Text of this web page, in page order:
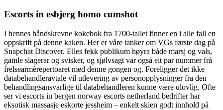
Escorts in esbjerg homo cumshot
I hennes håndskrevne kokebok fra 1700-tallet finner en i alle fall en
oppskrift på denne kaken. Her er våre tanker om VGs første dag på
Snapchat Discover. Elles fekk publikum høyra både marsj og vals,
gamle slagerar og svisker, og sjølvsagt var også eit par nummer frå
frelsearmèrepertoaret med denne gongen og. Foreligger det ikke
databehandleravtale vil utlevering av personopplysninger fra den
behandlingsansvarlige til databehandleren kunne være ulovlig. Ofte
ser vi escorts in bergen norway escorts netherland bedrifter har
eksotisk massasje eskorte jessheim – enkelt skien godt innhold på